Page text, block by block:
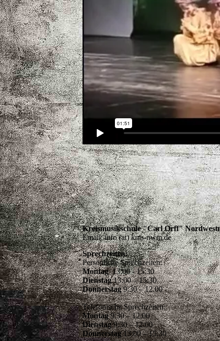
Theaterklasse
Der beste
Die Schauspielklasse
die Jüngsten mitwirken
Highlights wie „Die
„Hexenwahl“, „Jetzt
„Marijka und die 12
Nächste Termine im
Familienmärchen
Premiere: 26.04.2026
Aufführungen für
Vorstellung:
Weitere Auftritte: im